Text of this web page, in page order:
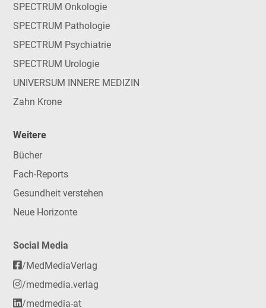
SPECTRUM Onkologie
SPECTRUM Pathologie
SPECTRUM Psychiatrie
SPECTRUM Urologie
UNIVERSUM INNERE MEDIZIN
Zahn Krone
Weitere
Bücher
Fach-Reports
Gesundheit verstehen
Neue Horizonte
Social Media
/MedMediaVerlag
/medmedia.verlag
/medmedia-at